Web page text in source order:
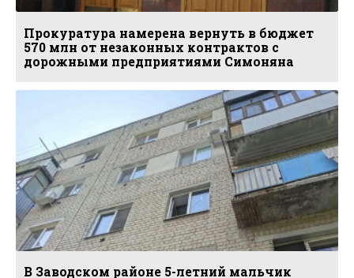
Прокуратура намерена вернуть в бюджет
570 млн от незаконных контрактов с
дорожными предприятиями Симоняна
В Заводском районе 5-летний мальчик